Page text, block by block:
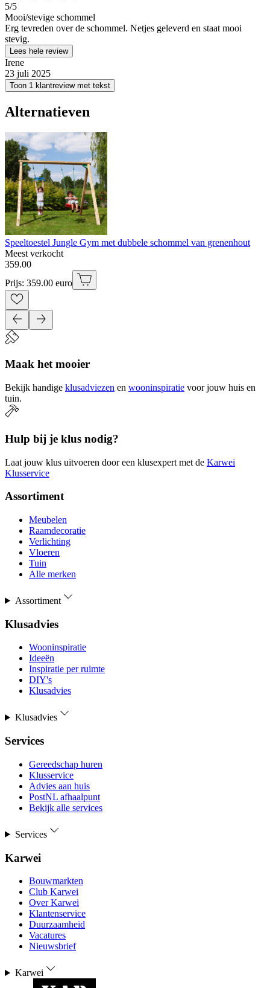
5/5
Mooi/stevige schommel
Erg tevreden over de schommel. Netjes geleverd en staat mooi
stevig.
Lees hele review
Irene
23 juli 2025
Toon 1 klantreview met tekst
Alternatieven
Speeltoestel Jungle Gym met dubbele schommel van grenenhout
Meest verkocht
359.00
Prijs: 359.00 euro
Maak het mooier
Bekijk handige klusadviezen en wooninspiratie voor jouw huis en
tuin.
Hulp bij je klus nodig?
Laat jouw klus uitvoeren door een klusexpert met de Karwei
Klusservice
Assortiment
Meubelen
Raamdecoratie
Verlichting
Vloeren
Tuin
Alle merken
Assortiment
Klusadvies
Wooninspiratie
Ideeën
Inspiratie per ruimte
DIY's
Klusadvies
Klusadvies
Services
Gereedschap huren
Klusservice
Advies aan huis
PostNL afhaalpunt
Bekijk alle services
Services
Karwei
Bouwmarkten
Club Karwei
Over Karwei
Klantenservice
Duurzaamheid
Vacatures
Nieuwsbrief
Karwei